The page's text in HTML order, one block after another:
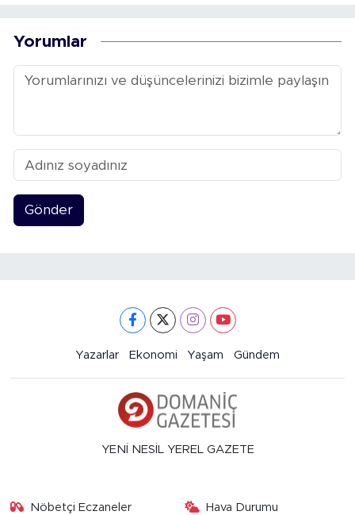
Yorumlar
Gönder
Yazarlar Ekonomi Yaşam Gündem
YENİ NESİL YEREL GAZETE
Nöbetçi Eczaneler Hava Durumu